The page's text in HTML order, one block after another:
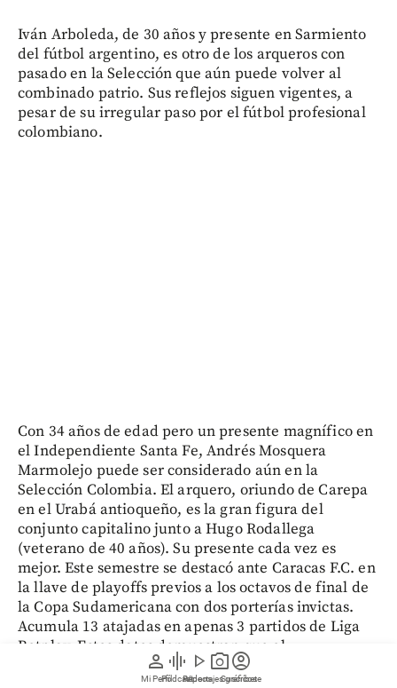
person
Mi Perfil
graphic_eq
Pódcast
play_arrow
Videos
photo_camera
Reportajes gráficos
account_circle
Suscríbete
Iván Arboleda, de 30 años y presente en Sarmiento
del fútbol argentino, es otro de los arqueros con
pasado en la Selección que aún puede volver al
combinado patrio. Sus reflejos siguen vigentes, a
pesar de su irregular paso por el fútbol profesional
colombiano.
Con 34 años de edad pero un presente magnífico en
el Independiente Santa Fe, Andrés Mosquera
Marmolejo puede ser considerado aún en la
Selección Colombia. El arquero, oriundo de Carepa
en el Urabá antioqueño, es la gran figura del
conjunto capitalino junto a Hugo Rodallega
(veterano de 40 años). Su presente cada vez es
mejor. Este semestre se destacó ante Caracas F.C. en
la llave de playoffs previos a los octavos de final de
la Copa Sudamericana con dos porterías invictas.
Acumula 13 atajadas en apenas 3 partidos de Liga
Betplay. Estos datos demuestran que el
exguardameta del DIM está más que vigente, eso sí,